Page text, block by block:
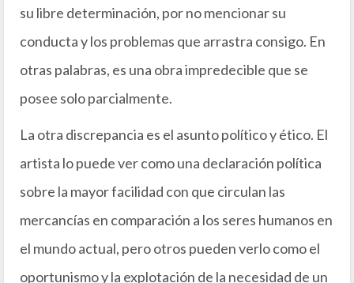
su libre determinación, por no mencionar su
conducta y los problemas que arrastra consigo. En
otras palabras, es una obra impredecible que se
posee solo parcialmente.
La otra discrepancia es el asunto político y ético. El
artista lo puede ver como una declaración política
sobre la mayor facilidad con que circulan las
mercancías en comparación a los seres humanos en
el mundo actual, pero otros pueden verlo como el
oportunismo y la explotación de la necesidad de un